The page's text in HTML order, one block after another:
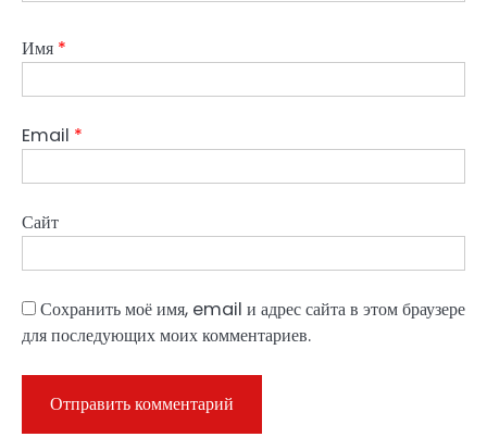
Имя *
Email *
Сайт
Сохранить моё имя, email и адрес сайта в этом браузере
для последующих моих комментариев.